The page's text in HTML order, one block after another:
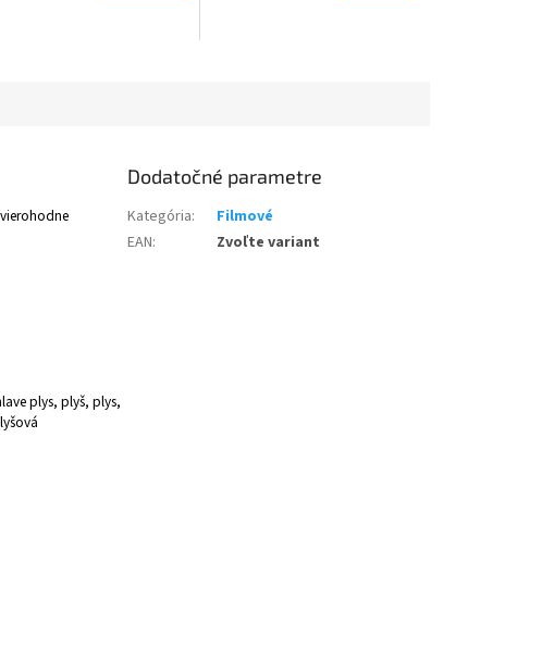
plys, plyš, plys,
Dodatočné parametre
Kategória:
Filmové
EAN: Zvoľte variant